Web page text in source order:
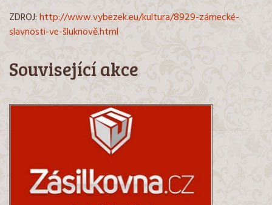
ZDROJ:http://www.vybezek.eu/kultura/8929-zámecké-
slavnosti-ve-šluknově.html
Související akce